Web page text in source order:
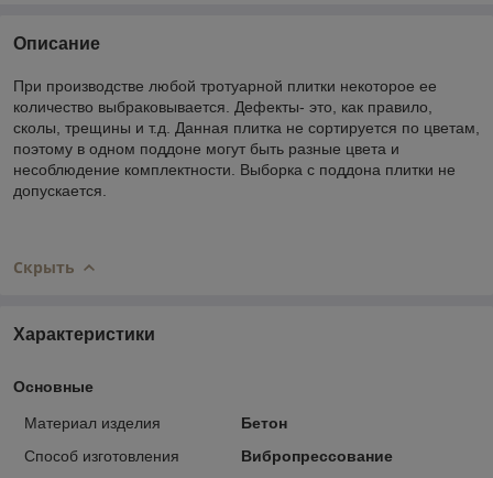
Описание
При производстве любой тротуарной плитки некоторое ее
количество выбраковывается. Дефекты- это, как правило,
сколы, трещины и т.д. Данная плитка не сортируется по цветам,
поэтому в одном поддоне могут быть разные цвета и
несоблюдение комплектности. Выборка с поддона плитки не
допускается.
Скрыть
Характеристики
Основные
Материал изделия
Бетон
Способ изготовления
Вибропрессование